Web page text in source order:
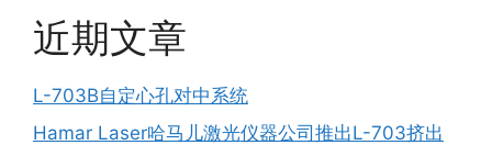
近期文章
L-703B自定心孔对中系统
Hamar Laser哈马儿激光仪器公司推出L-703挤出